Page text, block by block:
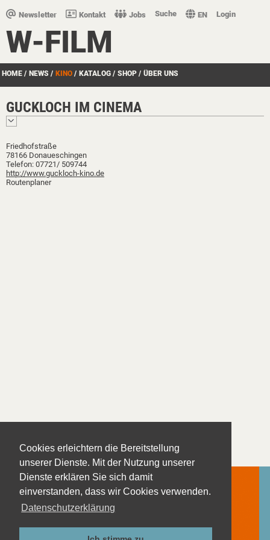
Cookies erleichtern die Bereitstellung
unserer Dienste. Mit der Nutzung unserer
Dienste erklären Sie sich damit
einverstanden, dass wir Cookies verwenden.
Datenschutzerklärung
Newsletter Kontakt Jobs Suche EN Login
W-FILM
HOME / NEWS / KINO / KATALOG / SHOP / ÜBER UNS
GUCKLOCH IM CINEMA
Friedhofstraße
78166 Donaueschingen
Telefon: 07721/ 509744
http://www.guckloch-kino.de
Routenplaner